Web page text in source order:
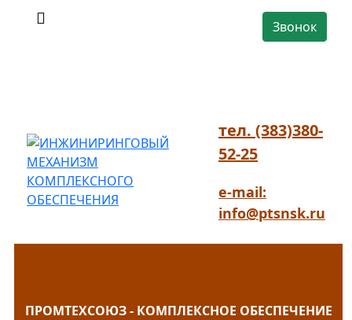
Звонок
тел. (383)380-
52-25
e-mail:
info@ptsnsk.ru
ПРОМТЕХСОЮЗ - КОМПЛЕКСНОЕ ОБЕСПЕЧЕНИЕ